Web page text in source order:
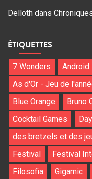
Delloth dans
ÉTIQUETTES
7 Wonders Android
As d'Or - Jeu de
Blue Orange
Bruno
Cocktail Games
des bretzels et des
Festival
Festival
Filosofia
Gigamic